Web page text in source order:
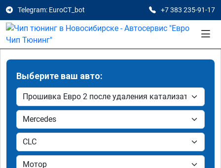
Telegram: EuroCT_bot +7 383 235-91-17
Выберите ваш авто: